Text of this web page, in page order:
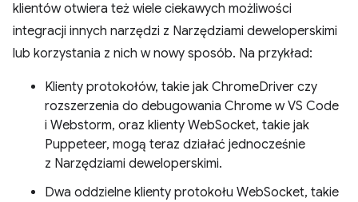
klientów otwiera też wiele ciekawych możliwości
integracji innych narzędzi z Narzędziami deweloperskimi
lub korzystania z nich w nowy sposób. Na przykład:
Klienty protokołów, takie jak ChromeDriver czy
rozszerzenia do debugowania Chrome w VS Code
i Webstorm, oraz klienty WebSocket, takie jak
Puppeteer, mogą teraz działać jednocześnie
z Narzędziami deweloperskimi.
Dwa oddzielne klienty protokołu WebSocket, takie